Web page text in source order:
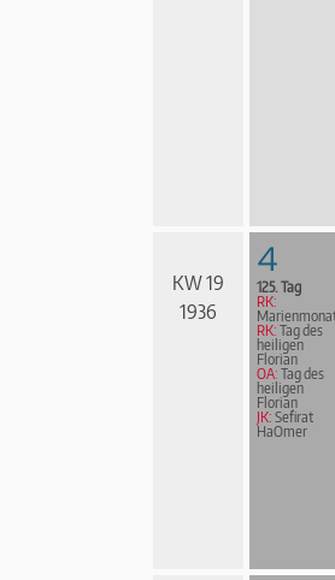
KW 19
1936
4
125. Tag
RK:
RK: Tag des
heiligen
Florian
OA: Tag des
heiligen
Florian
JK: Sefirat
HaOmer